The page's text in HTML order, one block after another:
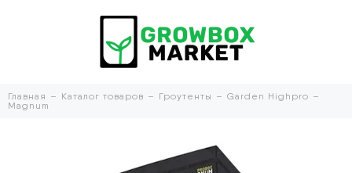
Главная Каталог товаров Гроутенты
Garden Highpro
Magnum